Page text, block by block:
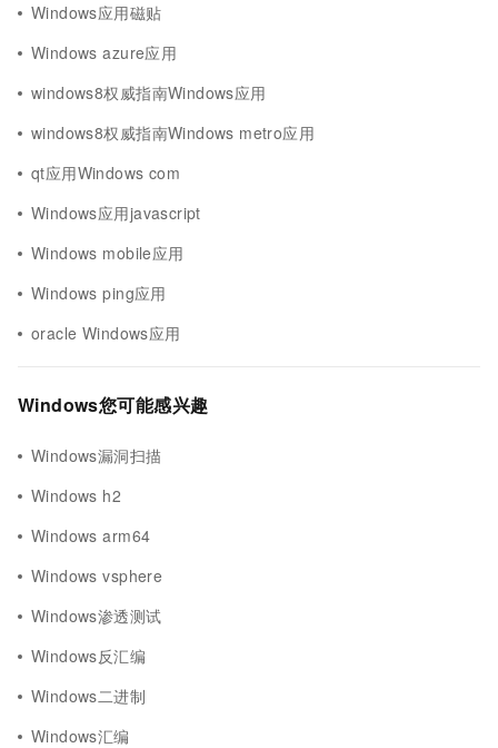
Windows应用磁贴
Windows azure应用
windows8权威指南Windows应用
windows8权威指南Windows metro应用
qt应用Windows com
Windows应用javascript
Windows mobile应用
Windows ping应用
oracle Windows应用
Windows您可能感兴趣
Windows漏洞扫描
Windows h2
Windows arm64
Windows vsphere
Windows渗透测试
Windows反汇编
Windows二进制
Windows汇编